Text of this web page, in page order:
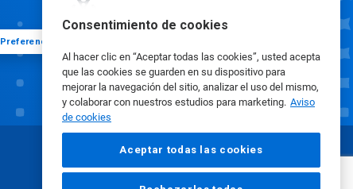
Consentimiento de cookies
Al hacer clic en “Aceptar todas las cookies”, usted acepta
que las cookies se guarden en su dispositivo para
mejorar la navegación del sitio, analizar el uso del mismo,
y colaborar con nuestros estudios para marketing. Aviso
de cookies
Aceptar todas las cookies
Preferencias de cookies